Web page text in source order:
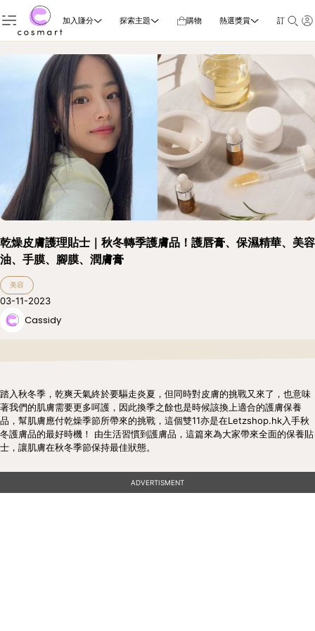
加入賺分 探索主題 購物 熱選獎賞 訂閱雜誌
乾燥皮膚護理貼士｜秋冬轉季護膚品！護唇膏、保濕精華、美容
油、手膜、腳膜、潤膚膏
美容
03-11-2023
Cassidy
踏入秋冬季，乾爽天氣終於要驅走炎夏，但同時對皮膚的挑戰又來了，也意味
著我們的肌膚需要更多呵護，因此換季之餘也是時候該換上適合的護膚保養
品，幫肌膚應付乾燥季節所帶來的挑戰，這個雙11亦是在Letzshop.hk入手秋
冬護膚品的最好時機！ 由生活習慣到護膚品，這篇來為大家帶來全面的保養貼
士，讓肌膚在秋冬季節保持最佳狀態。
ADVERTISMENT